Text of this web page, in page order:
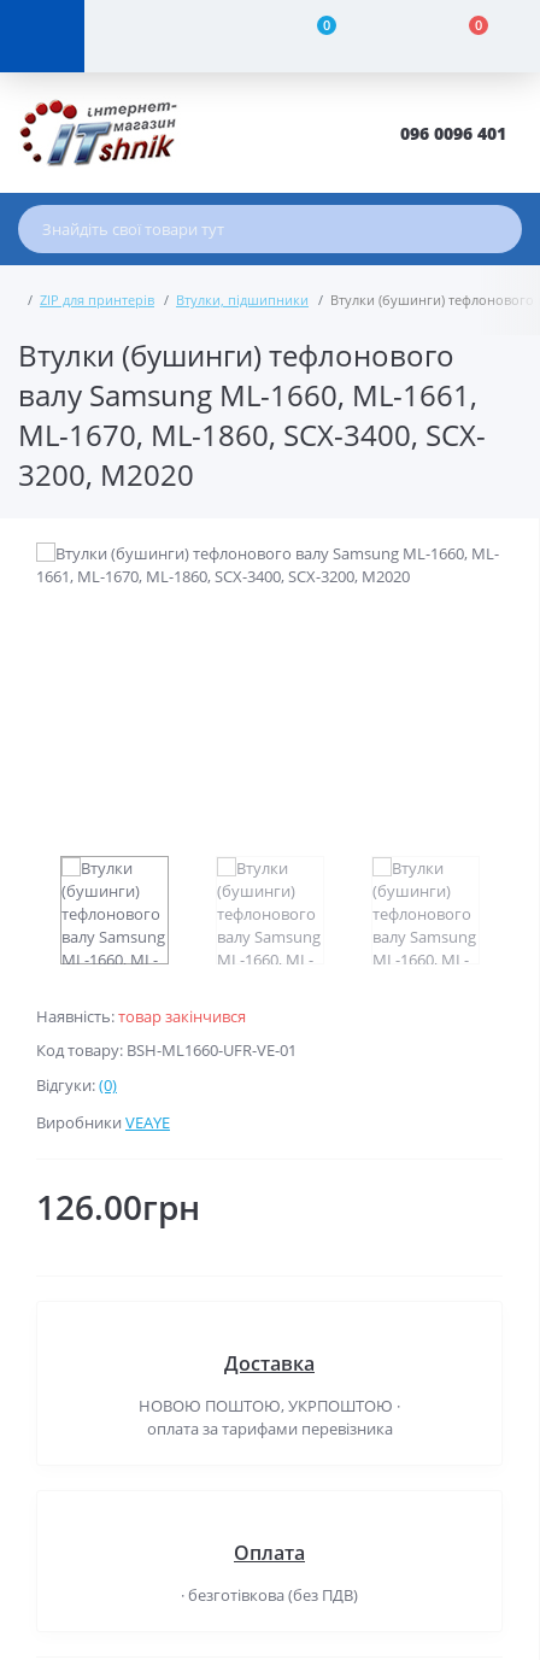
0 0
096 0096 401
ZIP для принтерів Втулки, підшипники Втулки (бушинги) тефлонового
Втулки (бушинги) тефлонового
валу Samsung ML-1660, ML-1661,
ML-1670, ML-1860, SCX-3400, SCX-
3200, M2020
Наявність:товар закінчився
Код товару: BSH-ML1660-UFR-VE-01
Відгуки:(0)
Виробники VEAYE
126.00грн
Доставка
НОВОЮ ПОШТОЮ, УКРПОШТОЮ ·
оплата за тарифами перевізника
Оплата
· безготівкова (без ПДВ)